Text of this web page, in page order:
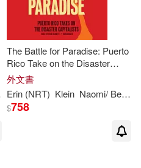
The Battle for Paradise: Puerto
Rico Take on the Disaster
Capitalists
外文書
Erin (NRT) Klein Naomi/ Bennett
$758